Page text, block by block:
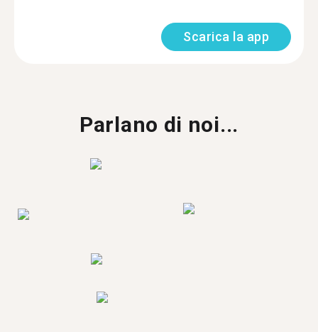
Scarica la app
Parlano di noi...